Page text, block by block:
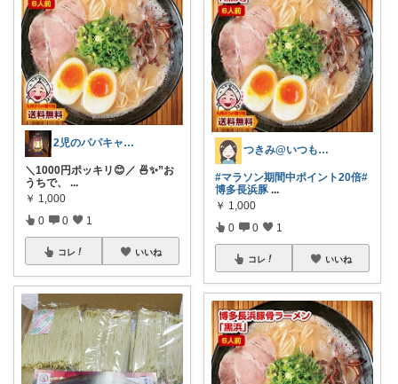
2児のパパキャンパー
＼1000円ポッキリ😊／ 🍜✨”お
うちで、
...
￥ 1,000
0 0 1
コレ いいね
つきみ@いつもありがとうございます🙏
#マラソン期間中ポイント20倍#
博多長浜豚 ...
￥ 1,000
0 0 1
コレ いいね